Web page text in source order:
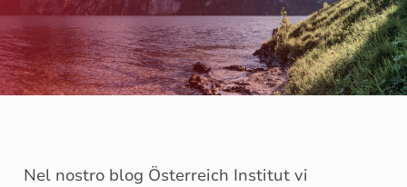
Nel nostro blog Österreich Institut vi